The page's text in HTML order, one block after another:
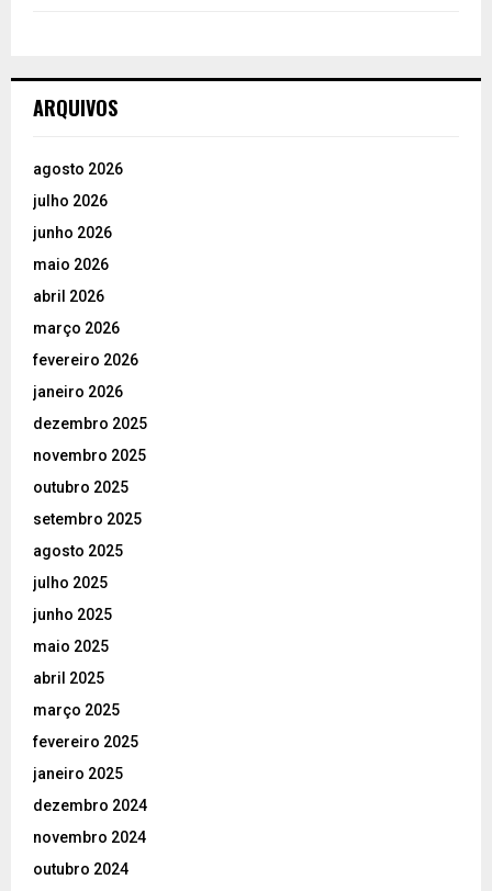
ARQUIVOS
agosto 2026
julho 2026
junho 2026
maio 2026
abril 2026
março 2026
fevereiro 2026
janeiro 2026
dezembro 2025
novembro 2025
outubro 2025
setembro 2025
agosto 2025
julho 2025
junho 2025
maio 2025
abril 2025
março 2025
fevereiro 2025
janeiro 2025
dezembro 2024
novembro 2024
outubro 2024